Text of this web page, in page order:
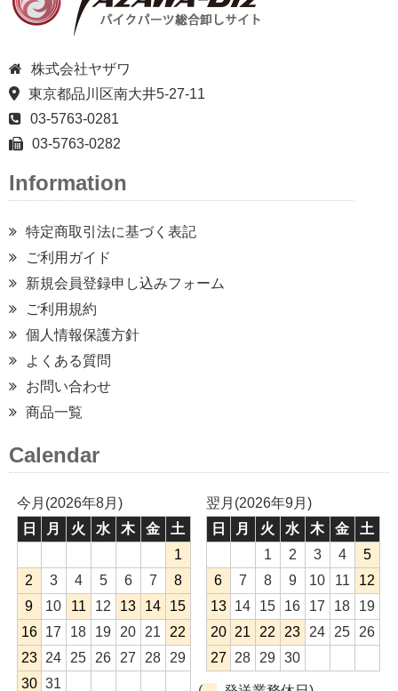
株式会社ヤザワ
東京都品川区南大井5-27-11
03-5763-0281
03-5763-0282
Information
特定商取引法に基づく表記
ご利用ガイド
新規会員登録申し込みフォーム
ご利用規約
個人情報保護方針
よくある質問
お問い合わせ
商品一覧
Calendar
今月(2026年8月)
日
月 火 水 木 金
土
1
2
3 4 5 6 7
8
9
10 11 12 13 14
15
16
17 18 19 20 21
22
23
24 25 26 27 28
29
30 31
翌月(2026年9月)
日
月 火 水 木 金
土
1
2 3 4
5
6
7 8 9 10 11
12
13
14 15 16 17 18
19
20
21 22 23 24 25
26
27
28 29 30